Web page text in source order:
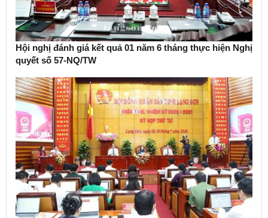
Hội nghị đánh giá kết quả 01 năm 6 tháng thực hiện Nghị
quyết số 57-NQ/TW